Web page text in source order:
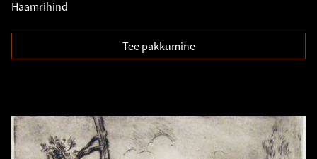
Haamrihind
Tee pakkumine